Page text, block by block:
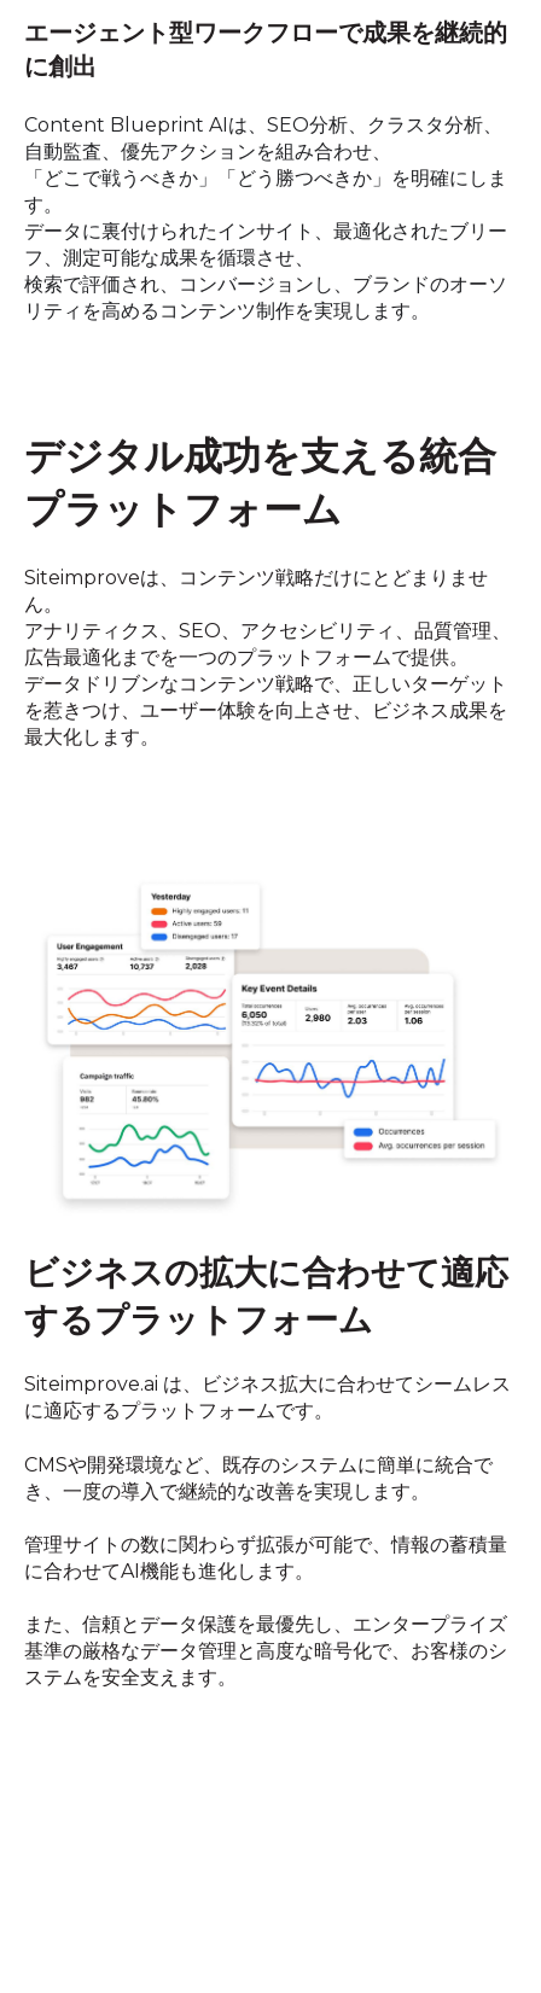
エージェント型ワークフローで成果を継続的
に創出
Content Blueprint AIは、 SEO分析、
クラスタ分析、
自動監査、 優先アクションを組み合わせ、
「どこで戦うべきか」 「どう 勝つべきか」を明確にしま
す。
データに裏付けられたインサイト、 最適化されたブリー
フ、 測定可能な成果を循環させ、
検索で評価され、 コンバージ ョンし、 ブランドのオーソ
リティを高める コンテンツ制作を実現します。
デジタル成功を支える統合
プラットフォーム
Siteimproveは、​コンテンツ戦略だけにとどまりませ
ん。​
アナリティクス、​SEO、​アクセシビリティ、​品質管理、​
広告最適化までを​一つの​プラットフォームで​提供。​
データドリブンな​コンテンツ戦略で、​正しい​ターゲット
を​惹きつけ、​ユーザー体験を​向上させ、​ビジネス成果を​
最大化します。​
ビジネスの拡大に合わせて適応
するプラットフォーム
Siteimprove.ai は、​ビジネス拡大に​合わせて​シームレス
に​適応する​プラットフォームです。​
CMSや​開発環境など、​既存の​システムに​簡単に​統合で
き、​一度の​導入で​継続的な​改善を​実現します。​
管理サイトの​数に​関わらず​拡張が​可能で、​情報の​蓄積量
に​合わせて​AI機能も​進化します。​
また、​信頼と​データ保護を​最優先し、​エンタープライズ
基準の​厳格な​データ管理と​高度な​暗号化で、​お客様の​シ
ステムを​安全支えます。​